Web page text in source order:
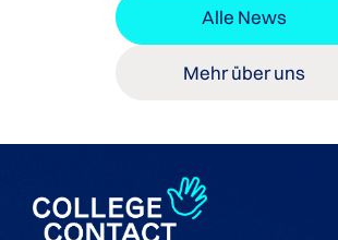
Alle News
Mehr über uns